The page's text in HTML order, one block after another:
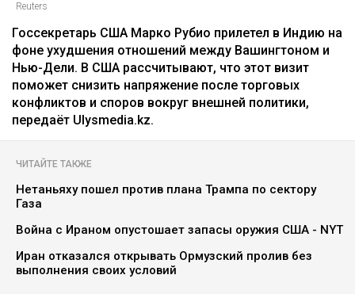
Reuters
Госсекретарь США Марко Рубио прилетел в Индию на
фоне ухудшения отношений между Вашингтоном и
Нью-Дели. В США рассчитывают, что этот визит
поможет снизить напряжение после торговых
конфликтов и споров вокруг внешней политики,
передаёт Ulysmedia.kz.
ЧИТАЙТЕ ТАКЖЕ
Нетаньяху пошел против плана Трампа по сектору
Газа
Война с Ираном опустошает запасы оружия США - NYT
Иран отказался открывать Ормузский пролив без
выполнения своих условий